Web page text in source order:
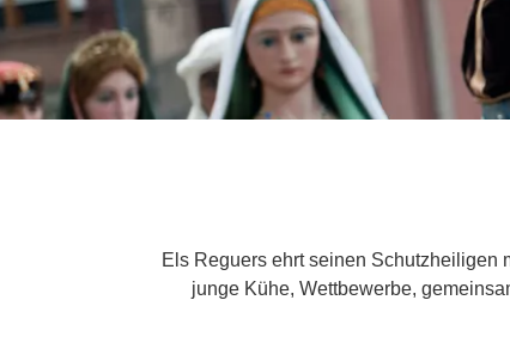
Els Reguers ehrt seinen Schutzheiligen
junge Kühe, Wettbewerbe,